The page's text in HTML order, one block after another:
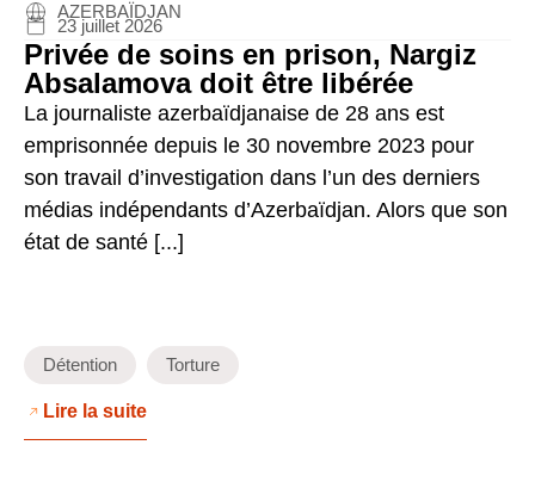
AZERBAÏDJAN
23 juillet 2026
Privée de soins en prison, Nargiz
Absalamova doit être libérée
La journaliste azerbaïdjanaise de 28 ans est
emprisonnée depuis le 30 novembre 2023 pour
son travail d’investigation dans l’un des derniers
médias indépendants d’Azerbaïdjan. Alors que son
état de santé [...]
Détention Torture
Lire la suite